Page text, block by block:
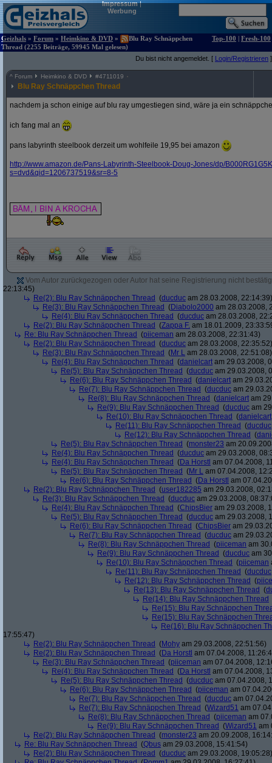
Impressum|
Werbung
Geizhals » Forum » Heimkino & DVD »
Blu Ray Schnäppchen
Thread (2255 Beiträge, 59945 Mal gelesen)
Top-100 | Fresh-100
Du bist nicht angemeldet. [ Login/Registrieren ]
^ Forum Heimkino & DVD #4711019
Blu Ray Schnäppchen Thread
nachdem ja schon einige auf blu ray umgestiegen sind, wäre ja ein
ich fang mal an
pans labyrinth steelbook derzeit um wohlfeile 19,95 bei amazon
http://www.amazon.de/Pans-Labyrinth-Steelbook-Doug-Jones/dp/
s=dvd&qid=1206737519&sr=8-5
Vom Autor zurückgezogen oder Autor hat seine Registrierung nicht
22:13:45)
Re(2): Blu Ray Schnäppchen Thread (ducduc am 28.03.2008, 22:14:39)
Re(3): Blu Ray Schnäppchen Thread (Diabolo2000 am 28.03.2008,
Re(4): Blu Ray Schnäppchen Thread (ducduc am 28.03.2008,
Re(2): Blu Ray Schnäppchen Thread (Zappa F. am 18.01.2009,
Re: Blu Ray Schnäppchen Thread (piiceman am 28.03.2008, 22:31:43)
Re(2): Blu Ray Schnäppchen Thread (ducduc am 28.03.2008, 22:35:52)
Re(3): Blu Ray Schnäppchen Thread (Mr L am 28.03.2008, 22:51:08)
Re(4): Blu Ray Schnäppchen Thread (danielcart am 29.03.2008,
Re(5): Blu Ray Schnäppchen Thread (ducduc am 29.03.2008,
Re(6): Blu Ray Schnäppchen Thread (danielcart am
Re(7): Blu Ray Schnäppchen Thread (ducduc am
Re(8): Blu Ray Schnäppchen Thread (danielcart am
Re(9): Blu Ray Schnäppchen Thread (ducduc am
Re(10): Blu Ray Schnäppchen Thread (danielcart
Re(11): Blu Ray Schnäppchen Thread (ducduc
Re(12): Blu Ray Schnäppchen Thread (
Re(5): Blu Ray Schnäppchen Thread (monster23 am
Re(4): Blu Ray Schnäppchen Thread (ducduc am 29.03.2008,
Re(4): Blu Ray Schnäppchen Thread (Da Horstl am 07.04.2008,
Re(5): Blu Ray Schnäppchen Thread (Mr L am 07.04.2008,
Re(6): Blu Ray Schnäppchen Thread (Da Horstl am
Re(2): Blu Ray Schnäppchen Thread (user182285 am 29.03.2008,
Re(3): Blu Ray Schnäppchen Thread (ducduc am 29.03.2008,
Re(4): Blu Ray Schnäppchen Thread (ChipsBier am 29.03.2008,
Re(5): Blu Ray Schnäppchen Thread (ducduc am 29.03.2008,
Re(6): Blu Ray Schnäppchen Thread (ChipsBier am
Re(7): Blu Ray Schnäppchen Thread (ducduc am
Re(8): Blu Ray Schnäppchen Thread (piiceman am
Re(9): Blu Ray Schnäppchen Thread (ducduc am
Re(10): Blu Ray Schnäppchen Thread (piiceman
Re(11): Blu Ray Schnäppchen Thread (ducduc
Re(12): Blu Ray Schnäppchen Thread (
Re(13): Blu Ray Schnäppchen Thread (
Re(14): Blu Ray Schnäppchen Thread
Re(15): Blu Ray Schnäppchen
Re(15): Blu Ray Schnäppchen
Re(16): Blu Ray Schnäppchen
17:55:47)
Re(2): Blu Ray Schnäppchen Thread (Mohy am 29.03.2008, 22:51:56)
Re(2): Blu Ray Schnäppchen Thread (Da Horstl am 07.04.2008,
Re(3): Blu Ray Schnäppchen Thread (piiceman am 07.04.2008,
Re(4): Blu Ray Schnäppchen Thread (Da Horstl am 07.04.2008,
Re(5): Blu Ray Schnäppchen Thread (ducduc am 07.04.2008,
Re(6): Blu Ray Schnäppchen Thread (piiceman am
Re(7): Blu Ray Schnäppchen Thread (ducduc am
Re(7): Blu Ray Schnäppchen Thread (Wizard51 am
Re(8): Blu Ray Schnäppchen Thread (piiceman am
Re(9): Blu Ray Schnäppchen Thread (Wizard51 am
Re(2): Blu Ray Schnäppchen Thread (monster23 am 20.09.2008,
Re: Blu Ray Schnäppchen Thread (Qbus am 29.03.2008, 15:41:54)
Re(2): Blu Ray Schnäppchen Thread (ducduc am 29.03.2008, 19:05:28)